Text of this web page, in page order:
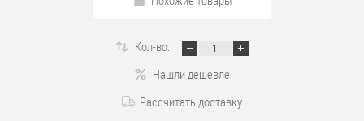
Кол-во:
Нашли дешевле
Рассчитать доставку